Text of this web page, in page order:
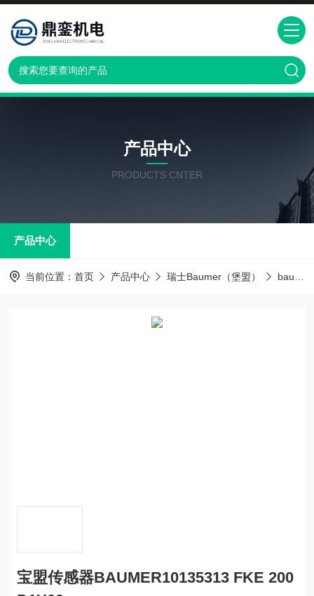
产品中心
PRODUCTS CNTER
产品中心
当前位置： 首页 产品中心 瑞士Baumer（堡盟） baumer传感器
宝盟传感器BAUMER10135313 FKE 200